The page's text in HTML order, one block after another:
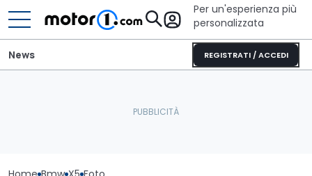
Per un'esperienza più
personalizzata
REGISTRATI / ACCEDI
News